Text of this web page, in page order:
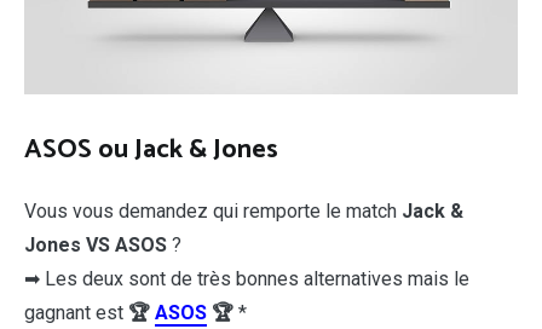
ASOS ou Jack & Jones
Vous vous demandez qui remporte le match Jack &
Jones VS ASOS ?
➡ Les deux sont de très bonnes alternatives mais le
gagnant est 🏆 ASOS 🏆 *